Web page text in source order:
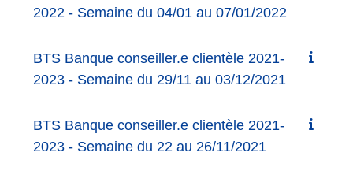
2022 - Semaine du 04/01 au 07/01/2022
BTS Banque conseiller.e clientèle 2021-
2023 - Semaine du 29/11 au 03/12/2021
BTS Banque conseiller.e clientèle 2021-
2023 - Semaine du 22 au 26/11/2021